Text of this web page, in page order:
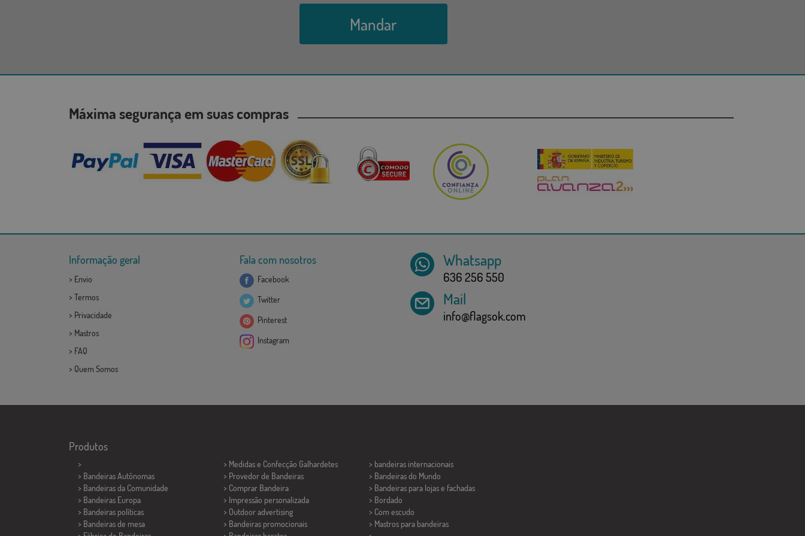
Mandar
Máxima segurança em suas compras
Informação geral
> Envio
> Termos
> Privacidade
> Mastros
> FAQ
> Quem Somos
Fala com nosotros
Facebook
Twitter
Pinterest
Instagram
Whatsapp
636 256 550
Mail
info@flagsok.com
Produtos
>
> Bandeiras Autônomas
> Bandeiras da Comunidade
> Bandeiras Europa
> Bandeiras políticas
> Bandeiras de mesa
> Medidas e Confecção Galhardetes
> Provedor de Bandeiras
> Comprar Bandeira
> Impressão personalizada
> Outdoor advertising
> Bandeiras promocionais
> bandeiras internacionais
> Bandeiras do Mundo
> Bandeiras para lojas e fachadas
> Bordado
> Com escudo
> Mastros para bandeiras